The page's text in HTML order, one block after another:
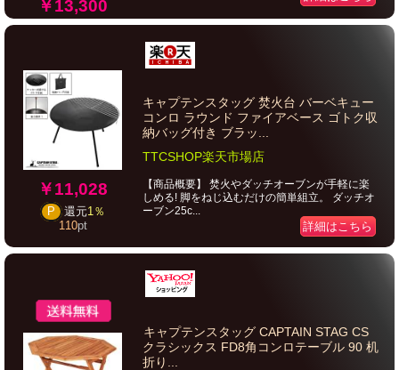
￥13,300
￥11,028
P 還元1％
110pt
キャプテンスタッグ 焚火台 バーベキュー
コンロ ラウンド ファイアベース ゴトク収
納バッグ付き ブラッ...
TTCSHOP楽天市場店
【商品概要】 焚火やダッチオーブンが手軽に楽
しめる! 脚をねじ込むだけの簡単組立。 ダッチオ
ーブン25c...
詳細はこちら
キャプテンスタッグ CAPTAIN STAG CS
クラシックス FD8角コンロテーブル 90 机
折り...